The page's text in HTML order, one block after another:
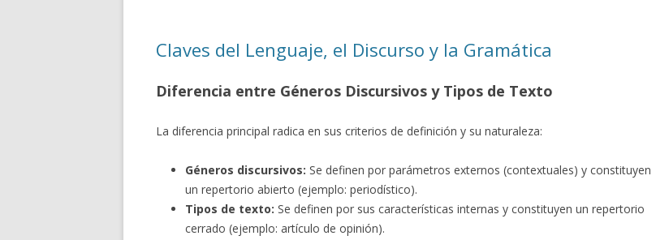
Claves del Lenguaje, el Discurso y la Gramática
Diferencia entre Géneros Discursivos y Tipos de Texto
La diferencia principal radica en sus criterios de definición y su naturaleza:
Géneros discursivos: Se definen por parámetros externos (contextuales) y constituyen
un repertorio abierto (ejemplo: periodístico).
Tipos de texto: Se definen por sus características internas y constituyen un repertorio
cerrado (ejemplo: artículo de opinión).